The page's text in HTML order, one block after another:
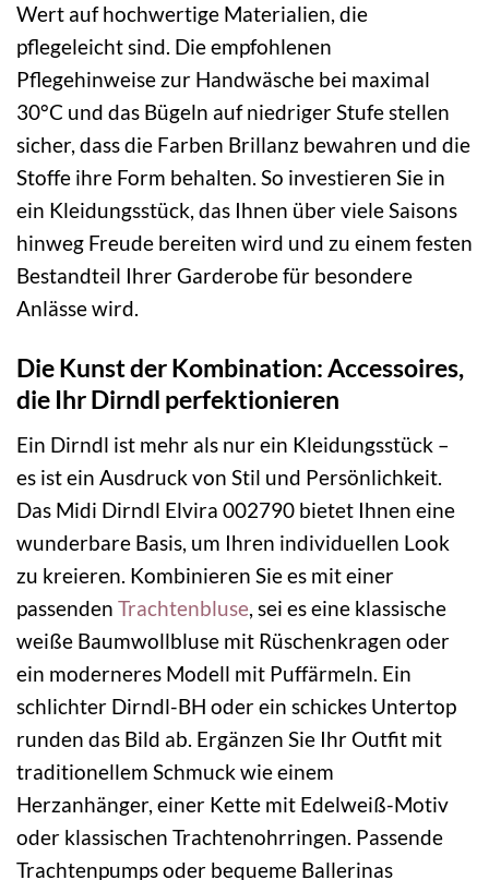
Wert auf hochwertige Materialien, die
pflegeleicht sind. Die empfohlenen
Pflegehinweise zur Handwäsche bei maximal
30°C und das Bügeln auf niedriger Stufe stellen
sicher, dass die Farben Brillanz bewahren und die
Stoffe ihre Form behalten. So investieren Sie in
ein Kleidungsstück, das Ihnen über viele Saisons
hinweg Freude bereiten wird und zu einem festen
Bestandteil Ihrer Garderobe für besondere
Anlässe wird.
Die Kunst der Kombination: Accessoires,
die Ihr Dirndl perfektionieren
Ein Dirndl ist mehr als nur ein Kleidungsstück –
es ist ein Ausdruck von Stil und Persönlichkeit.
Das Midi Dirndl Elvira 002790 bietet Ihnen eine
wunderbare Basis, um Ihren individuellen Look
zu kreieren. Kombinieren Sie es mit einer
passenden Trachtenbluse, sei es eine klassische
weiße Baumwollbluse mit Rüschenkragen oder
ein moderneres Modell mit Puffärmeln. Ein
schlichter Dirndl-BH oder ein schickes Untertop
runden das Bild ab. Ergänzen Sie Ihr Outfit mit
traditionellem Schmuck wie einem
Herzanhänger, einer Kette mit Edelweiß-Motiv
oder klassischen Trachtenohrringen. Passende
Trachtenpumps oder bequeme Ballerinas